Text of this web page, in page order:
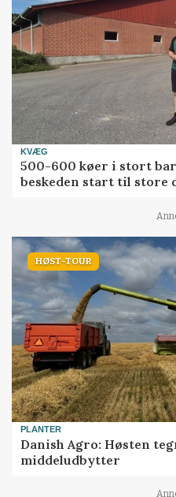
KVÆG
500-600 køer i stort
beskeden start til store
HØST-TOUR
PLANTER
Danish Agro: Høsten
middeludbytter